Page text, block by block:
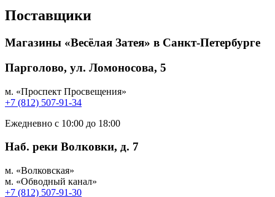
Поставщики
Магазины «Весёлая Затея» в Санкт-Петербурге
Парголово, ул. Ломоносова, 5
м. «Проспект Просвещения»
+7 (812) 507-91-34
Ежедневно с 10:00 до 18:00
Наб. реки Волковки, д. 7
м. «Волковская»
м. «Обводный канал»
+7 (812) 507-91-30